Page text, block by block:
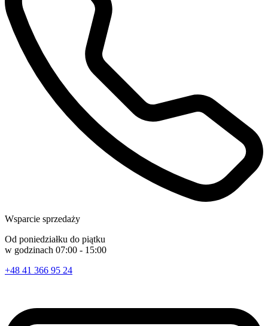
Wsparcie sprzedaży
Od poniedziałku do piątku
w godzinach 07:00 - 15:00
+48 41 366 95 24